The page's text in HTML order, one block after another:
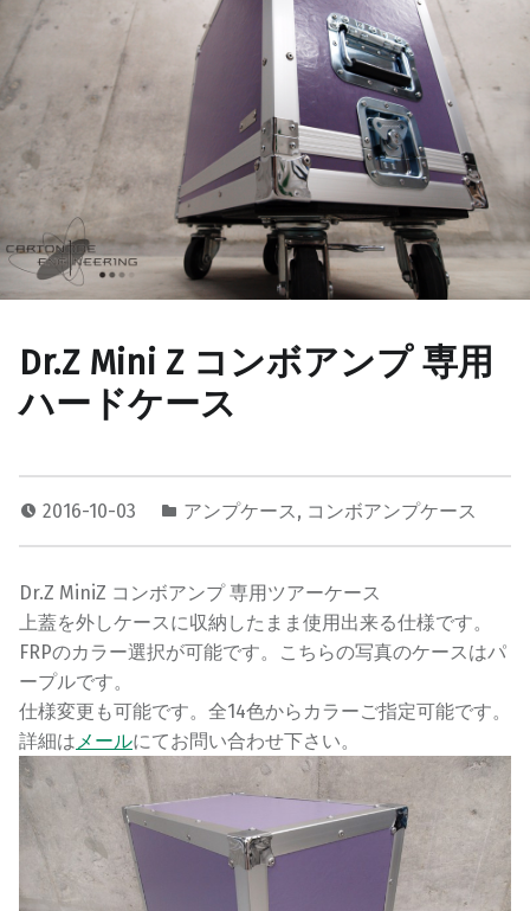
Dr.Z Mini Z コンボアンプ 専用
ハードケース
2016-10-03 アンプケース, コンボアンプケース
Dr.Z MiniZ コンボアンプ 専用ツアーケース
上蓋を外しケースに収納したまま使用出来る仕様です。
FRPのカラー選択が可能です。こちらの写真のケースはパ
ープルです。
仕様変更も可能です。全14色からカラーご指定可能です。
詳細はメールにてお問い合わせ下さい。